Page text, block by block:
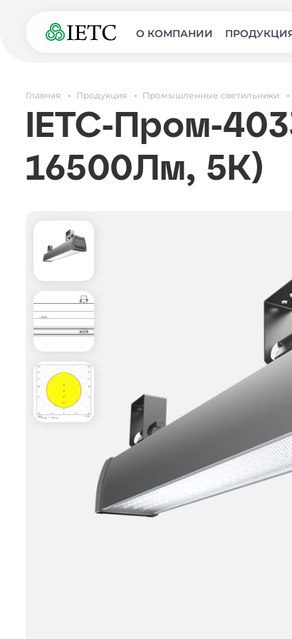
О КОМПАНИИ
Главная Продукция Промышленные светильники
IETC-Пром-
16500Лм, 5К)